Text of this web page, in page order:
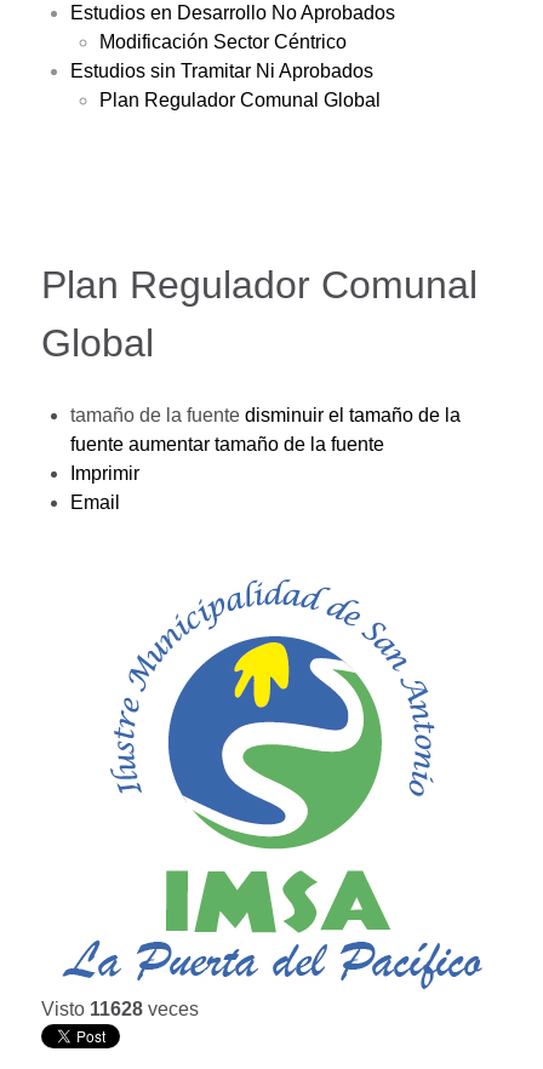
Estudios en Desarrollo No Aprobados
Modificación Sector Céntrico
Estudios sin Tramitar Ni Aprobados
Plan Regulador Comunal Global
Plan Regulador Comunal
Global
tamaño de la fuente disminuir el tamaño de la
fuente aumentar tamaño de la fuente
Imprimir
Email
Visto 11628 veces